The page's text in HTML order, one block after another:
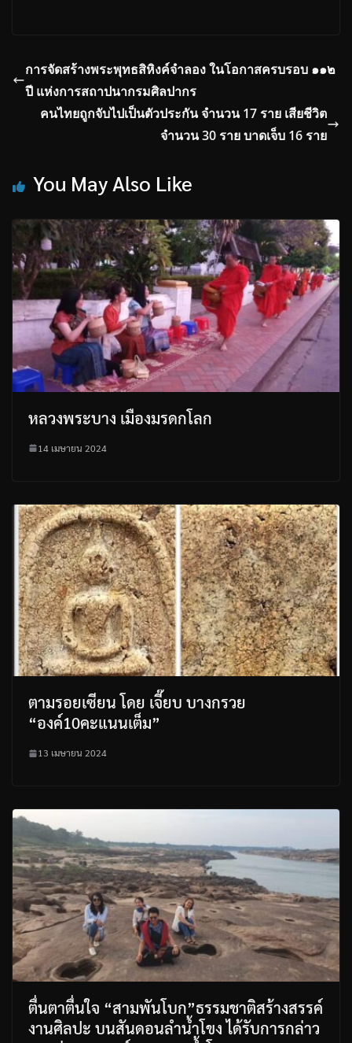
การจัดสร้างพระพุทธสิหิงค์จำลอง ในโอกาสครบรอบ ๑๑๒
ปี แห่งการสถาปนากรมศิลปากร
คนไทยถูกจับไปเป็นตัวประกัน จำนวน 17 ราย เสียชีวิต
จำนวน 30 ราย บาดเจ็บ 16 ราย
You May Also Like
หลวงพระบาง เมืองมรดกโลก
14 เมษายน 2024
ตามรอยเซียน โดย เจี๊ยบ บางกรวย
“องค์10คะแนนเต็ม”
13 เมษายน 2024
ตื่นตาตื่นใจ “สามพันโบก”ธรรมชาติสร้างสรรค์
งานศิลปะ บนสันดอนลำน้ำโขง ได้รับการกล่าว